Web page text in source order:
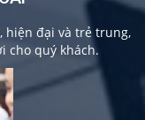
hiện đại và trẻ trung,
cho quý khách.